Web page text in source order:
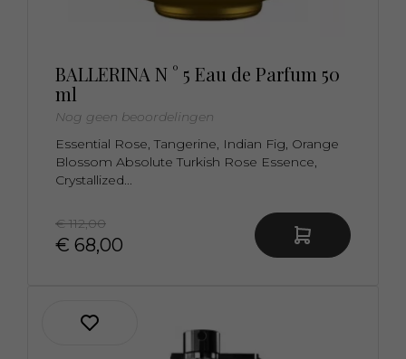
BALLERINA N ° 5 Eau de Parfum 50
ml
Nog geen beoordelingen
Essential Rose, Tangerine, Indian Fig, Orange
Blossom Absolute Turkish Rose Essence,
Crystallized...
€ 112,00
€ 68,00